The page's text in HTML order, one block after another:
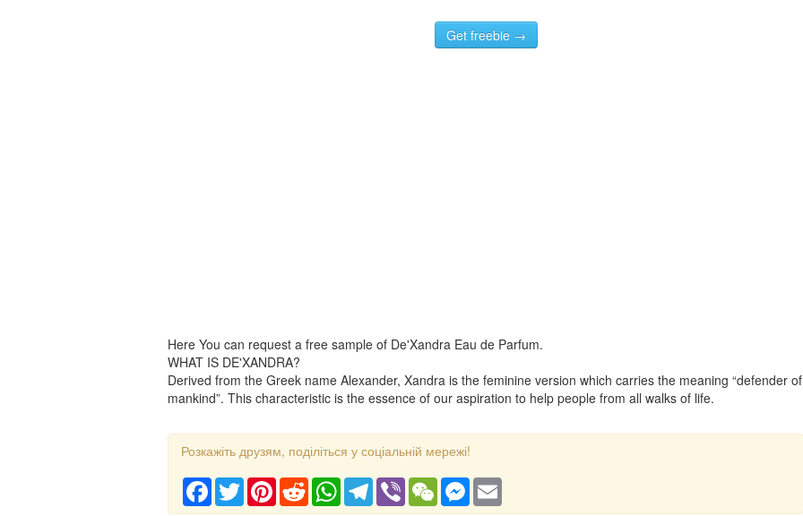
Get freebie →
Here You can request a free sample of De'Xandra Eau de Parfum.
WHAT IS DE'XANDRA?
Derived from the Greek name Alexander, Xandra is the feminine version which carries the meaning “defender of
mankind”. This characteristic is the essence of our aspiration to help people from all walks of life.
Розкажіть друзям, поділіться у соціальній мережі!
Facebook
TwitterPinterestRedditWhatsAppTelegram
Viber WeChatMessenger